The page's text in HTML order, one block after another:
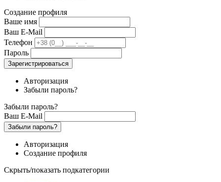
Создание профиля
Ваше имя
Ваш E-Mail
Телефон
Пароль
Зарегистрироваться
Авторизация
Забыли пароль?
Забыли пароль?
Ваш E-Mail
Забыли пароль?
Авторизация
Создание профиля
Скрыть/показать подкатегории